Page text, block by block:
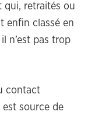
qui, retraités ou
enfin classé en
n’est pas trop
contact
est source de